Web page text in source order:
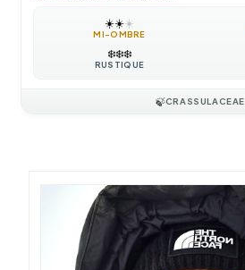
☀️☀️☀️
MI-OMBRE
❄️❄️❄️
RUSTIQUE
🍃CRASSULACEAE